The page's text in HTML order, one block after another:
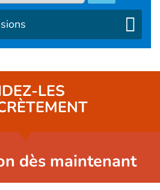
LES
dès maintenant